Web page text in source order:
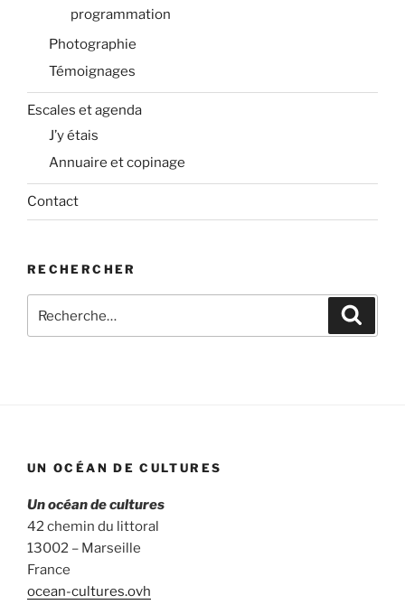
programmation
Photographie
Témoignages
Escales et agenda
J’y étais
Annuaire et copinage
Contact
RECHERCHER
pour
UN OCÉAN DE CULTURES
Un océan de cultures
42 chemin du littoral
13002 – Marseille
France
ocean-cultures.ovh